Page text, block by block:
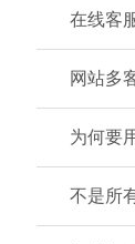
在线客
网站多
为何要
不是所